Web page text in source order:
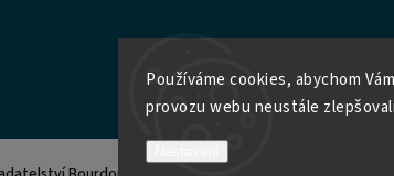
Používáme cookies, abychom
provozu webu neustále